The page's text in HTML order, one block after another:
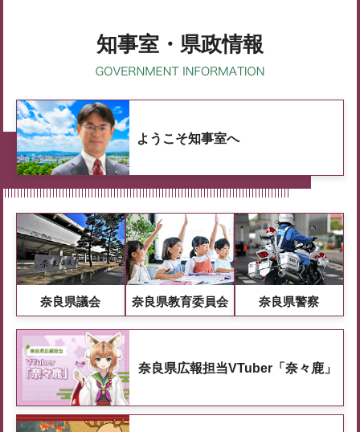
知事室・県政情報
ようこそ知事室へ
奈良県議会 奈良県教育委員会 奈良県警察
奈良県広報担当VTuber「奈々鹿」